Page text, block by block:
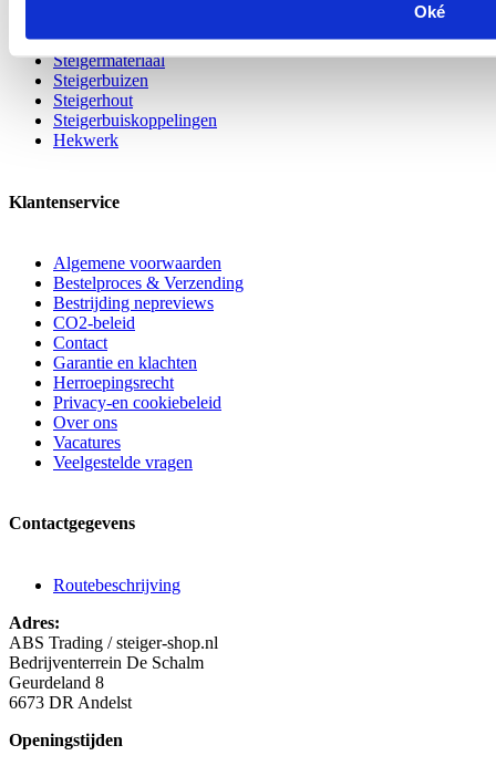
Oké
Steigermateriaal
Steigerbuizen
Steigerhout
Steigerbuiskoppelingen
Hekwerk
Klantenservice
Algemene voorwaarden
Bestelproces & Verzending
Bestrijding nepreviews
CO2-beleid
Contact
Garantie en klachten
Herroepingsrecht
Privacy-en cookiebeleid
Over ons
Vacatures
Veelgestelde vragen
Contactgegevens
Routebeschrijving
Adres:
ABS Trading / steiger-shop.nl
Bedrijventerrein De Schalm
Geurdeland 8
6673 DR Andelst
Openingstijden